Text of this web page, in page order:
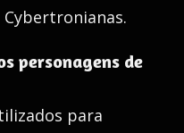
personagens de
para